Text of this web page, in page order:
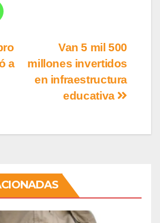
Van 5 mil 500
millones invertidos
en infraestructura
educativa
a